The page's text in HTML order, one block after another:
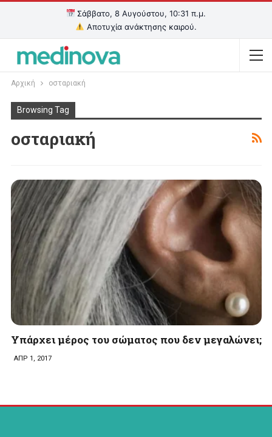
Σάββατο, 8 Αυγούστου, 10:31 π.μ.
Αποτυχία ανάκτησης καιρού.
Αρχική oσταριακή
Browsing Tag
oσταριακή
Υπάρχει μέρος του σώματος που δεν μεγαλώνει;
ΑΠΡ 1, 2017